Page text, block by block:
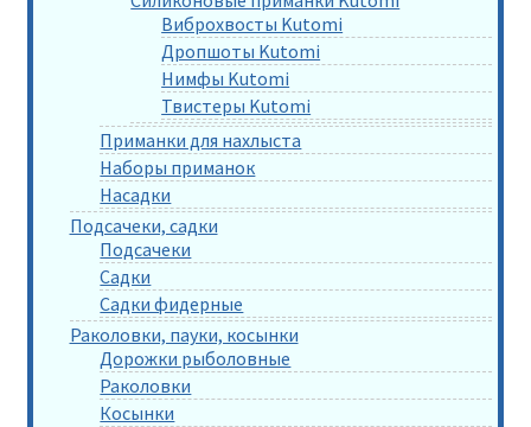
Виброхвосты Kutomi
Дропшоты Kutomi
Нимфы Kutomi
Твистеры Kutomi
Приманки для нахлыста
Наборы приманок
Насадки
Подсачеки, садки
Подсачеки
Садки
Садки фидерные
Раколовки, пауки, косынки
Дорожки рыболовные
Раколовки
Косынки